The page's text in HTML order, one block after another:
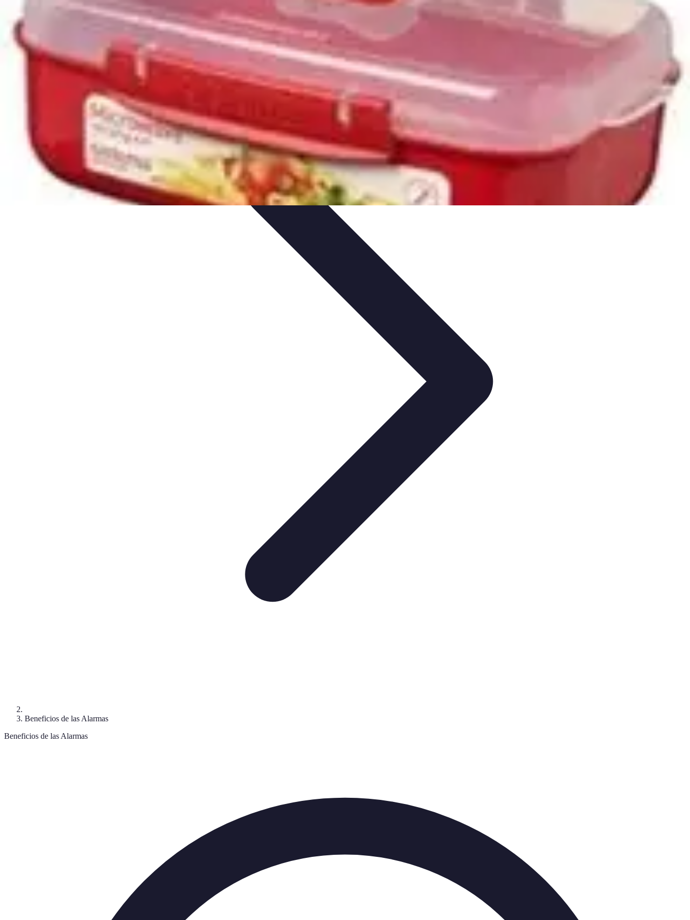
Urgencia Alarma
Consejos y Mantenimiento
Guías y TutorialesConsejos de Seguridad Guía de Compra Guías de Compra
Urgencia Alarma
Beneficios de las Alarmas
Beneficios de las Alarmas